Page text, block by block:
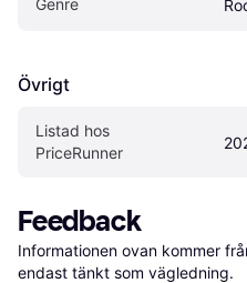
Övrigt
Listad hos
PriceRunner
Feedback
Informationen ovan kommer
endast tänkt som vägledning.